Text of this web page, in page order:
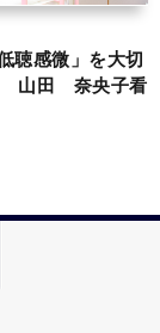
感微」を大切
田 奈央子看